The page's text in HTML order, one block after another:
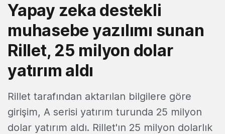
Yapay zeka destekli
muhasebe yazılımı sunan
Rillet, 25 milyon dolar
yatırım aldı
Rillet tarafından aktarılan bilgilere göre
girişim, A serisi yatırım turunda 25 milyon
dolar yatırım aldı. Rillet'ın 25 milyon dolarlık